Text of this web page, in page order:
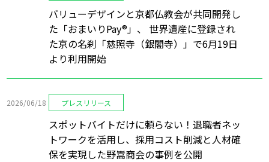
バリューデザインと京都仏教会が共同開発し
た「おまいりPay®」、 世界遺産に登録され
た京の名刹「慈照寺（銀閣寺）」で6月19日
より利用開始
2026/06/18 プレスリリース
スポットバイトだけに頼らない！退職者ネッ
トワークを活用し、採用コスト削減と人材確
保を実現した野嵩商会の事例を公開